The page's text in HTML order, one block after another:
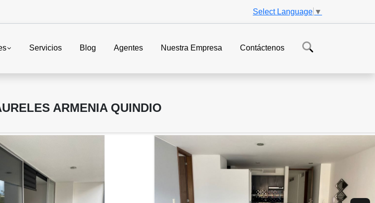
Select Language ▼
Servicios Blog Agentes Nuestra Empresa Contáctenos
ARMENIA QUINDIO